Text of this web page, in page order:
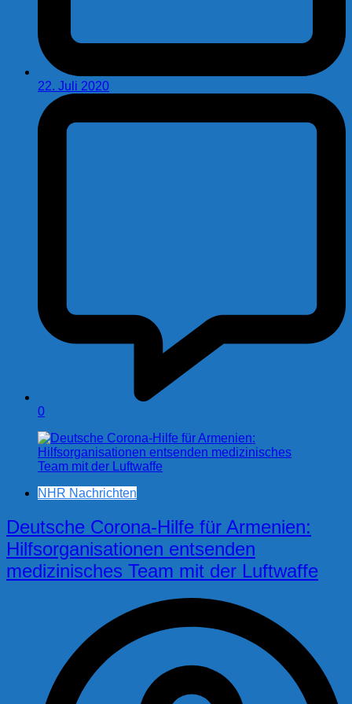
22. Juli 2020
0
NHR Nachrichten
Deutsche Corona-Hilfe für Armenien:
Hilfsorganisationen entsenden
medizinisches Team mit der Luftwaffe